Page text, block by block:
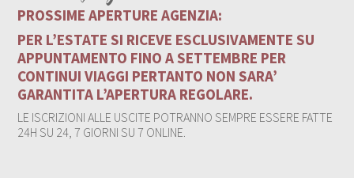
PROSSIME APERTURE AGENZIA:
PER L’ESTATE SI RICEVE ESCLUSIVAMENTE SU
APPUNTAMENTO FINO A SETTEMBRE PER
CONTINUI VIAGGI PERTANTO NON SARA’
GARANTITA L’APERTURA REGOLARE.
LE ISCRIZIONI ALLE USCITE POTRANNO SEMPRE ESSERE FATTE
24H SU 24, 7 GIORNI SU 7 ONLINE.